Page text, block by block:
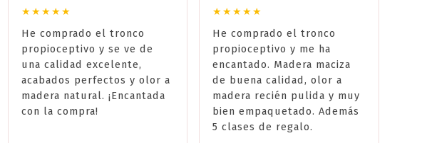
★★★★★
He comprado el tronco
propioceptivo y se ve de
una calidad excelente,
acabados perfectos y olor a
madera natural. ¡Encantada
con la compra!
★★★★★
He comprado el tronco
propioceptivo y me ha
encantado. Madera maciza
de buena calidad, olor a
madera recién pulida y muy
bien empaquetado. Además
5 clases de regalo.